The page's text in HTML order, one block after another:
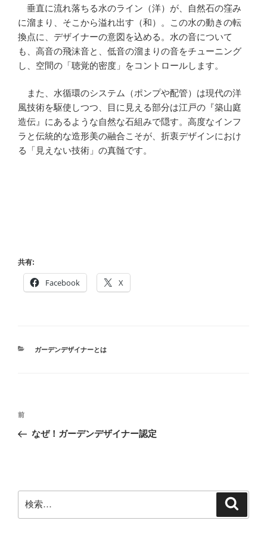
垂直に流れ落ちる水のライン（洋）が、自然石の窪み
に溜まり、そこから溢れ出す（和）。この水の動きの転
換点に、デザイナーの意図を込める。水の音について
も、高音の飛沫音と、低音の溜まりの音をチューニング
し、空間の「聴覚的密度」をコントロールします。
また、水循環のシステム（ポンプや配管）は現代の洋
風技術を駆使しつつ、目に見える部分は江戸の『築山庭
造伝』にあるような自然な石組みで隠す。高度なインフ
ラと伝統的な造形美の融合こそが、折衷デザインにおけ
る「見えない技術」の真髄です。
共有:
Facebook X
カ
ガーデンデザイナーとは
投
ナ
ー
シ
前
の
前
なぜ！ガーデンデザイナー認定
索: